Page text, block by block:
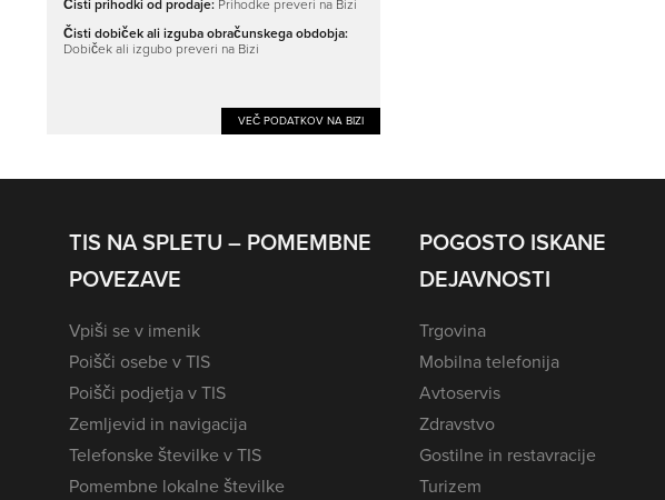
Čisti prihodki od prodaje: Prihodke preveri na Bizi
Čisti dobiček ali izguba obračunskega obdobja:
Dobiček ali izgubo preveri na Bizi
VEČ PODATKOV NA BIZI
TIS NA SPLETU – POMEMBNE
POVEZAVE
Vpiši se v imenik
Poišči osebe v TIS
Poišči podjetja v TIS
Zemljevid in navigacija
Telefonske številke v TIS
Pomembne lokalne številke
POGOSTO ISKANE
DEJAVNOSTI
Trgovina
Mobilna telefonija
Avtoservis
Zdravstvo
Gostilne in restavracije
Turizem